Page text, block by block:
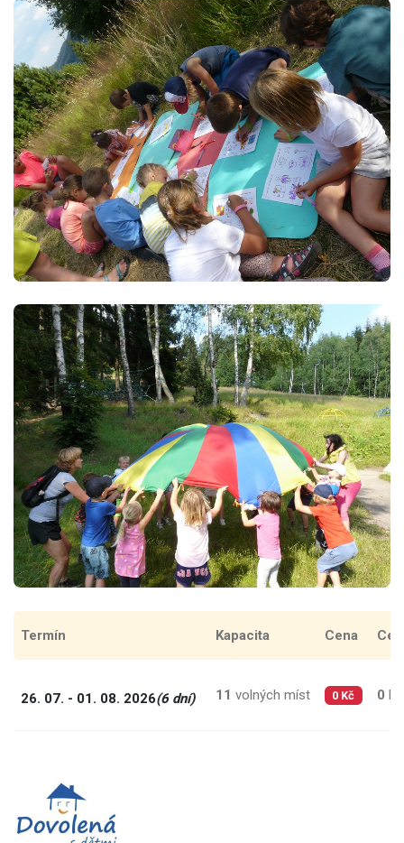
Termín Kapacita Cena
26. 07. - 01. 08. 2026(6 dní) 11 volných míst 0 Kč 0 Kč